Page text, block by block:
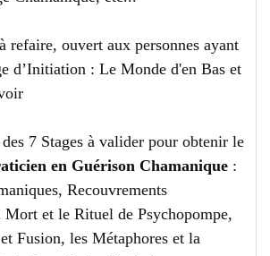
refaire, ouvert aux personnes ayant
d’Initiation : Le Monde d'en Bas et
7 Stages à valider pour obtenir le
en Guérison Chamanique :
Recouvrements
Mort et le Rituel de Psychopompe,
Fusion, les Métaphores et la